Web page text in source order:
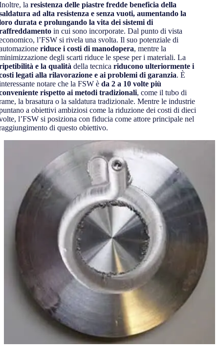
la resistenza delle piastre fredde beneficia della
ad alta resistenza e senza vuoti, aumentando la
durata e prolungando la vita dei sistemi di
in cui sono incorporate. Dal punto di vista
l’FSW si rivela una svolta. Il suo potenziale di
riduce i costi di manodopera, mentre la
degli scarti riduce le spese per i materiali. La
e la qualità della tecnica riducono ulteriormente i
legati alla rilavorazione e ai problemi di garanzia. È
notare che la FSW è da 2 a 10 volte più
rispetto ai metodi tradizionali, come il tubo di
la brasatura o la saldatura tradizionale. Mentre le industrie
a obiettivi ambiziosi come la riduzione dei costi di dieci
l’FSW si posiziona con fiducia come attore principale nel
di questo obiettivo.